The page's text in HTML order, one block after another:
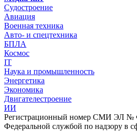
Судостроение
Авиация
Военная техника
Авто- и спецтехника
БПЛА
Космос
IT
Наука и промышленность
Энергетика
Экономика
Двигателестроение
ИИ
Регистрационный номер СМИ ЭЛ №
Федеральной службой по надзору в